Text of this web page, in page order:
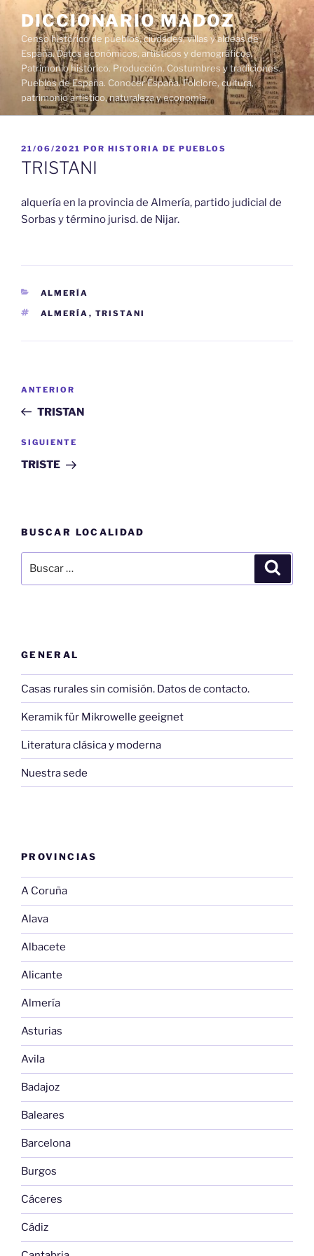
contenido
DICCIONARIO MADOZ
Censo histórico de pueblos, ciudades, villas y aldeas de
España. Datos económicos, artísticos y demográficos.
Patrimonio histórico. Producción. Costumbres y tradiciones.
Pueblos de España. Conocer España. Folclore, cultura,
patrimonio artístico, naturaleza y economía.
PUBLICADO
EL
21/06/2021 POR HISTORIA DE PUEBLOS
TRISTANI
alquería en la provincia de Almería, partido judicial de
Sorbas y término jurisd. de Nijar.
CATEGORÍAS
ALMERÍA
ETIQUETAS
ALMERÍA , TRISTANI
entradas
Entrada
anterior:
ANTERIOR
TRISTAN
Siguiente
entrada
SIGUIENTE
TRISTE
BUSCAR LOCALIDAD
por:
GENERAL
Casas rurales sin comisión. Datos de contacto.
Keramik für Mikrowelle geeignet
Literatura clásica y moderna
Nuestra sede
PROVINCIAS
A Coruña
Alava
Albacete
Alicante
Almería
Asturias
Avila
Badajoz
Baleares
Barcelona
Burgos
Cáceres
Cádiz